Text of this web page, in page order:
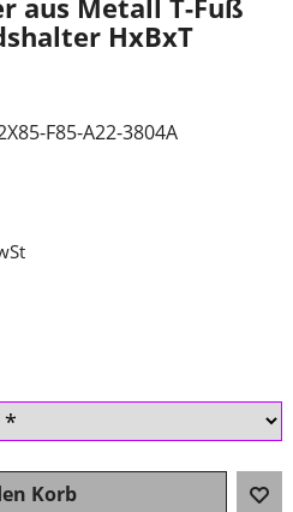
HxBxT
F85-A22-3804A
Korb